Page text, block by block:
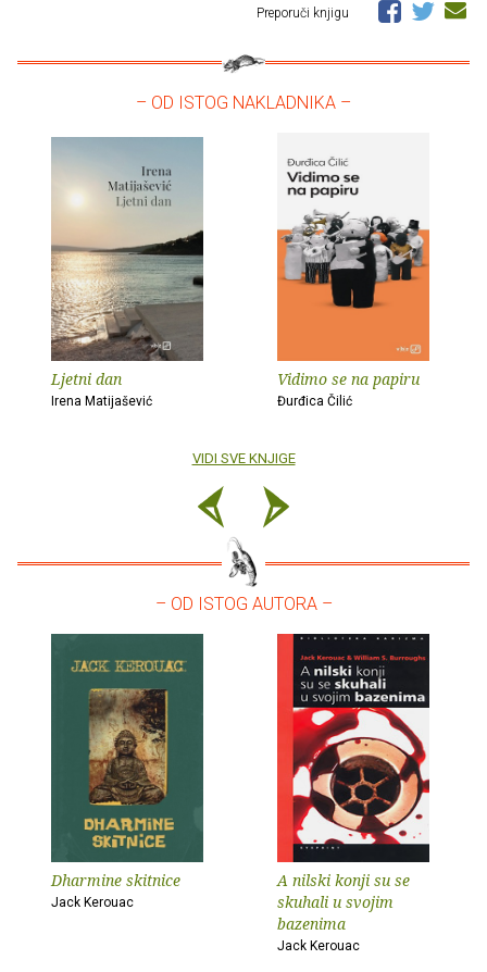
Preporuči knjigu
– OD ISTOG NAKLADNIKA –
Ljetni dan
Irena Matijašević
Vidimo se na papiru
Đurđica Čilić
VIDI SVE KNJIGE
– OD ISTOG AUTORA –
Dharmine skitnice
Jack Kerouac
A nilski konji su se
skuhali u svojim
bazenima
Jack Kerouac